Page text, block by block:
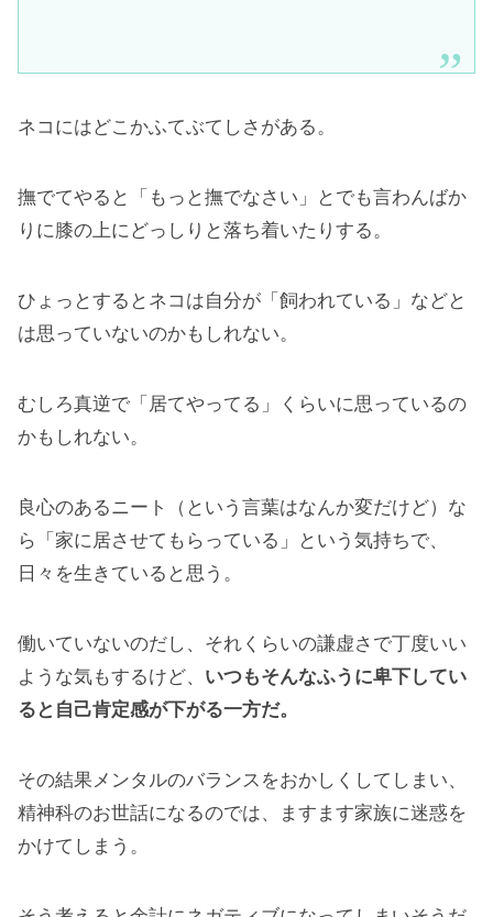
ネコにはどこかふてぶてしさがある。
撫でてやると「もっと撫でなさい」とでも言わんばか
りに膝の上にどっしりと落ち着いたりする。
ひょっとするとネコは自分が「飼われている」などと
は思っていないのかもしれない。
むしろ真逆で「居てやってる」くらいに思っているの
かもしれない。
良心のあるニート（という言葉はなんか変だけど）な
ら「家に居させてもらっている」という気持ちで、
日々を生きていると思う。
働いていないのだし、それくらいの謙虚さで丁度いい
ような気もするけど、 いつもそんなふうに卑下してい
ると自己肯定感が下がる一方だ。
その結果メンタルのバランスをおかしくしてしまい、
精神科のお世話になるのでは、ますます家族に迷惑を
かけてしまう。